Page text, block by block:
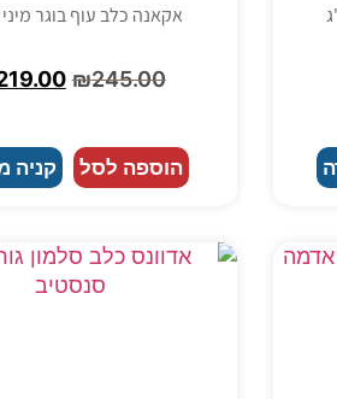
אקאנה כלב עוף בוגר מיני 6
₪245.00
הוספה לסל קניה